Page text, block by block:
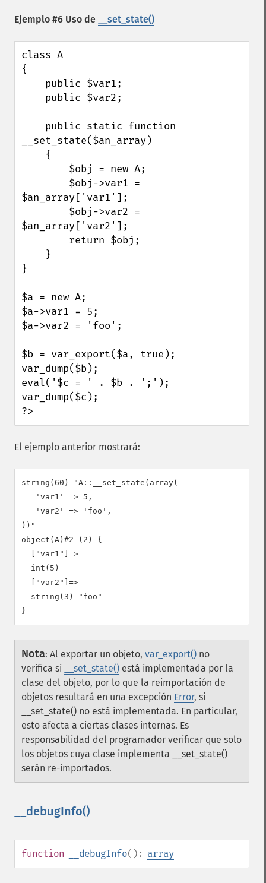
Ejemplo #6 Uso de __set_state()
class A
{
__set_state($an_array)
$an_array['var1'];
$an_array['var2'];
}
$a = new A;
$a->var1 = 5;
$a->var2 = 'foo';
$b = var_export($a, true);
var_dump($b);
eval('$c = ' . $b . ';');
var_dump($c);
?>
El ejemplo anterior mostrará:
string(60) "A::__set_state(array(
   'var1' => 5,
   'var2' => 'foo',
))"
object(A)#2 (2) {
  ["var1"]=>
  int(5)
  ["var2"]=>
  string(3) "foo"
Nota: Al exportar un objeto, var_export() no
verifica si
__set_state() está implementada por la
clase del objeto, por lo que la reimportación de
objetos resultará en una excepción Error, si
__set_state() no está implementada. En particular,
esto afecta a ciertas clases internas. Es
responsabilidad del programador verificar que solo
los objetos cuya clase implementa __set_state()
serán re-importados.
__debugInfo()
function __debugInfo(): array